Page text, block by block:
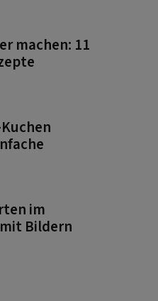
machen: 11
im
Bildern